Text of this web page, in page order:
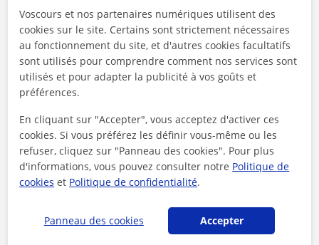
Sécurité
Contactez les enseignants via notre service de
messagerie
21 €/h
Voscours et nos partenaires numériques utilisent des
cookies sur le site. Certains sont strictement nécessaires
au fonctionnement du site, et d'autres cookies facultatifs
sont utilisés pour comprendre comment nos services sont
utilisés et pour adapter la publicité à vos goûts et
préférences.
En cliquant sur "Accepter", vous acceptez d'activer ces
cookies. Si vous préférez les définir vous-même ou les
refuser, cliquez sur "Panneau des cookies". Pour plus
d'informations, vous pouvez consulter notre Politique de
cookies et Politique de confidentialité.
Panneau des cookies Accepter